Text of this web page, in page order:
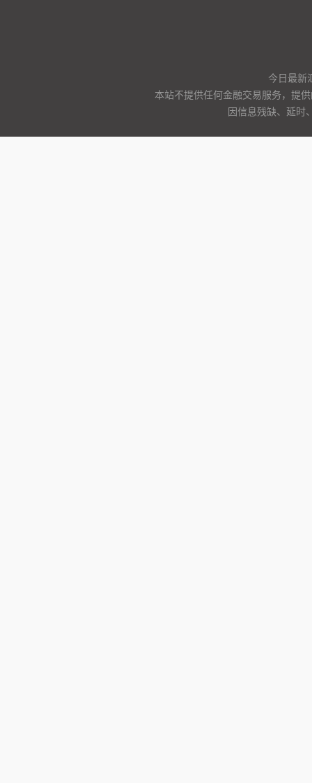
今日最新
本站不提供任何金融交易服务，提
因信息残缺、延时